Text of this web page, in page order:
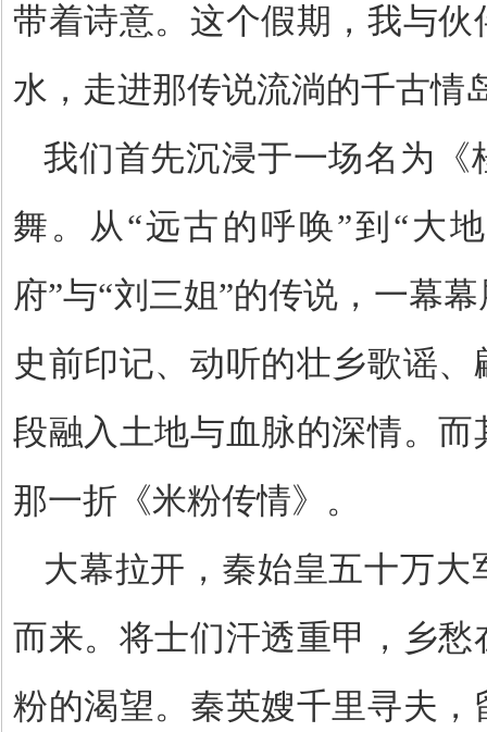
带着诗意。这个假期，我与
水，走进那传说流淌的千古情
我们首先沉浸于一场名为《
舞。从 “远古的呼唤”到“大
府”与“刘三姐”的传说，一幕
史前印记、动听的壮乡歌谣
段融入土地与血脉的深情。
那一折《米粉传情》。
大幕拉开，秦始皇五十万
而来。将士们汗透重甲，乡
粉的渴望。秦英嫂千里寻夫